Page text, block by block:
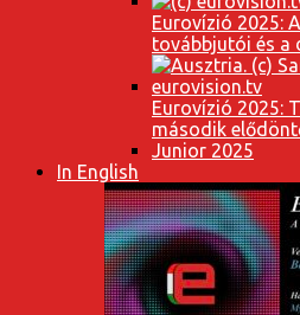
Eurovízió 2025:
továbbjutói és a
Eurovízió 2025:
második
Junior 2025
In English